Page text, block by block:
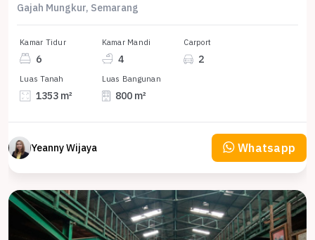
Gajah Mungkur, Semarang
Kamar Tidur
6
Kamar Mandi
4
Carport
2
Luas Tanah
1353 m²
Luas Bangunan
800 m²
Yeanny Wijaya Whatsapp